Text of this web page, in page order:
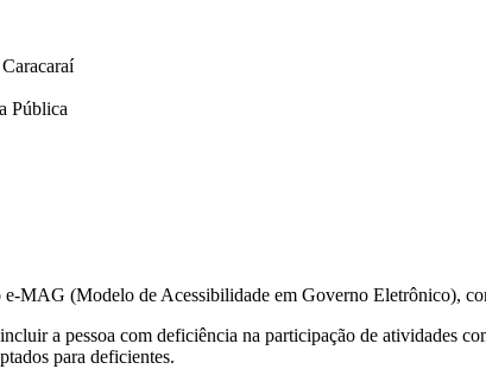
Pública
e-MAG (Modelo de Acessibilidade em Governo Eletrônico),
a pessoa com deficiência na participação de atividades
para deficientes.